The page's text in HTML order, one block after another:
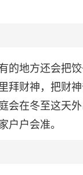
的地方还会把
拜财神，把财
会在冬至这天
户户会准。